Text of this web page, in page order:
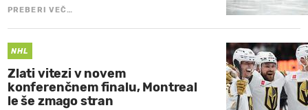
PREBERI VEČ…
NHL
Zlati vitezi v novem
konferenčnem finalu, Montreal
le še zmago stran